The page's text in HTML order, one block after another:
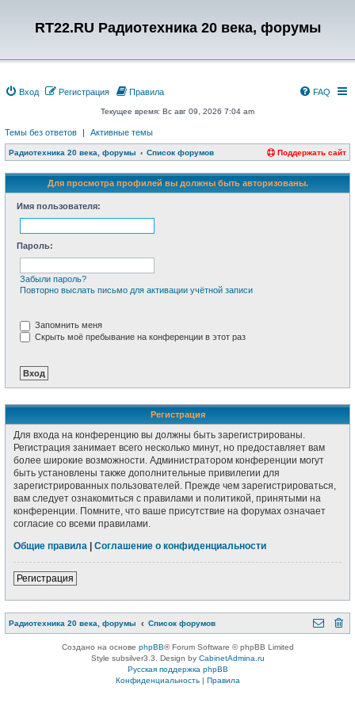
RT22.RU Радиотехника 20 века, форумы
Вход Регистрация FAQ
Правила
Текущее время: Вс авг 09, 2026 7:04 am
Темы без ответов | Активные темы
Радиотехника 20 века, форумы Список форумов Поддержать сайт
Для просмотра профилей вы должны быть авторизованы.
Имя пользователя:
Пароль:
Забыли пароль?
Повторно выслать письмо для активации учётной записи
Запомнить меня
Скрыть моё пребывание на конференции в этот раз
Регистрация
Для входа на конференцию вы должны быть зарегистрированы.
Регистрация занимает всего несколько минут, но предоставляет вам
более широкие возможности. Администратором конференции могут
быть установлены также дополнительные привилегии для
зарегистрированных пользователей. Прежде чем зарегистрироваться,
вам следует ознакомиться с правилами и политикой, принятыми на
конференции. Помните, что ваше присутствие на форумах означает
согласие со всеми правилами.
Общие правила
Соглашение о конфиденциальности
Регистрация
Радиотехника 20 века, форумы Список форумов
Создано на основе phpBB® Forum Software © phpBB Limited
Style subsilver3.3. Design by CabinetAdmina.ru
Русская поддержка phpBB
Конфиденциальность| Правила